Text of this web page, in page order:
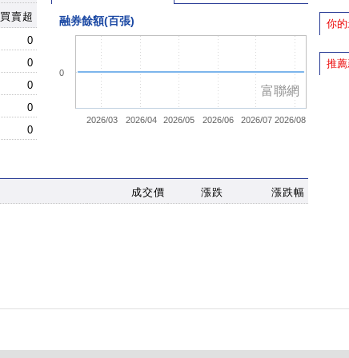
買賣超
0
0
0
0
0
融券餘額(百張)
2026/03 2026/04 2026/05 2026/06 2026/07 2026/08
0
富聯網
成交價 漲跌 漲跌幅
你
推